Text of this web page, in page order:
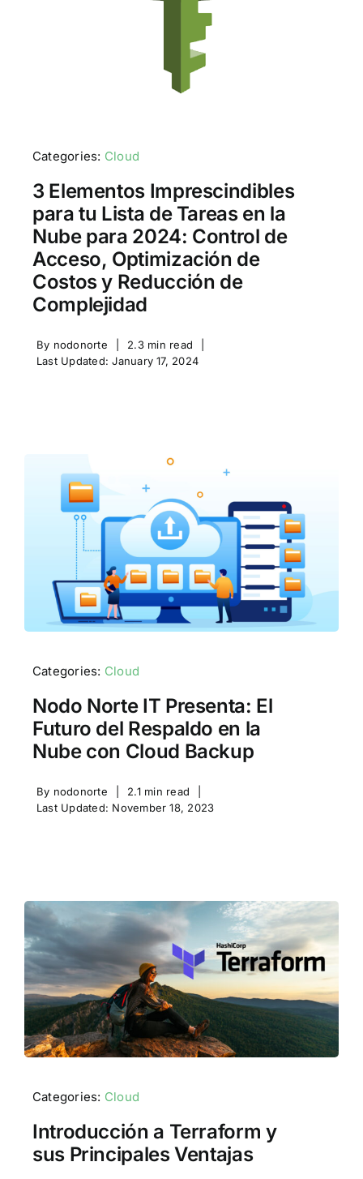
Categories: Cloud
3 Elementos Imprescindibles
para tu Lista de Tareas en la
Nube para 2024: Control de
Acceso, Optimización de
Costos y Reducción de
Complejidad
By nodonorte 2.3 min read
Last Updated: January 17, 2024
Categories: Cloud
Nodo Norte IT Presenta: El
Futuro del Respaldo en la
Nube con Cloud Backup
By nodonorte 2.1 min read
Last Updated: November 18, 2023
Categories: Cloud
Introducción a Terraform y
sus Principales Ventajas